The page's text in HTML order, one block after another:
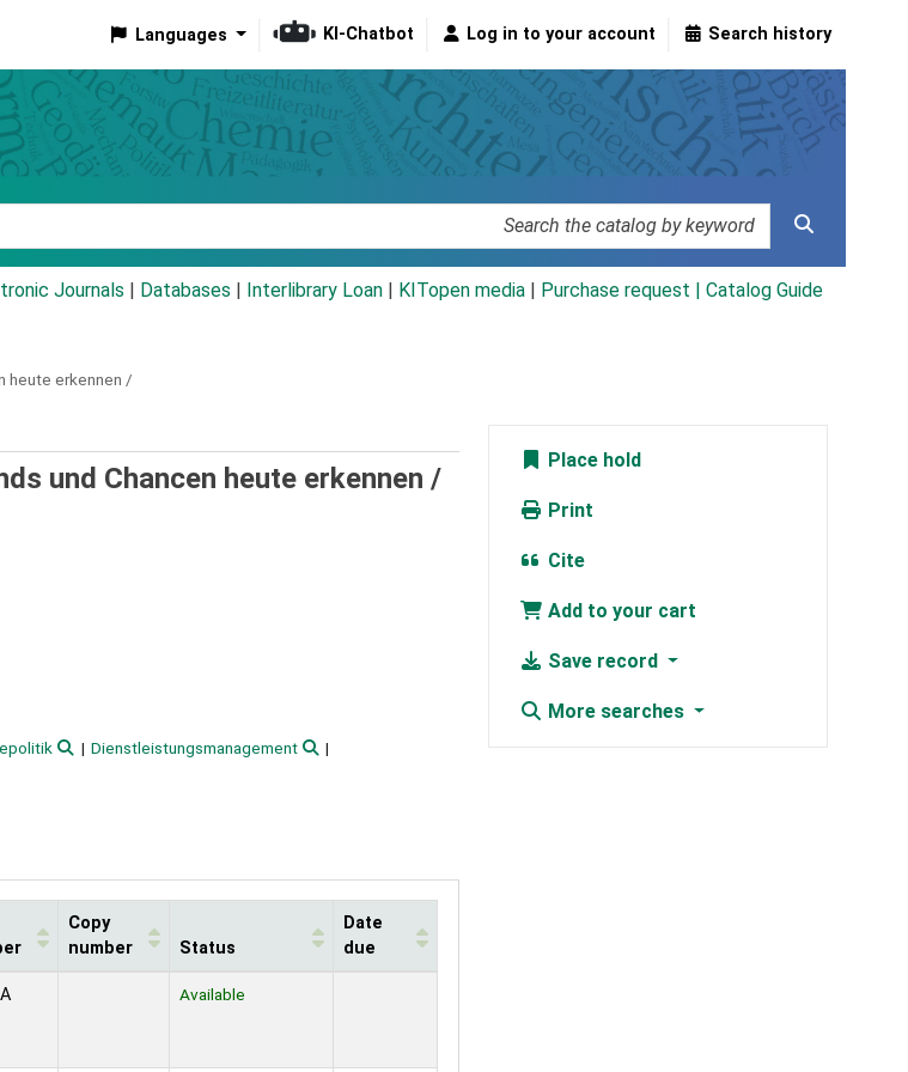
Languages KI-Chatbot Log in to your account Search history
Journals Databases Interlibrary Loan KITopen media Purchase request | Catalog Guide
heute erkennen /
und Chancen heute erkennen /
Dienstleistungsmanagement
Copy
number
Status
Date
due
Available
Place hold
Print
Cite
Add to your cart
Save record
More searches